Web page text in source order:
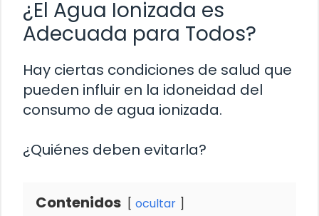
¿El Agua Ionizada es
Adecuada para Todos?
Hay ciertas condiciones de salud que
pueden influir en la idoneidad del
consumo de agua ionizada.
¿Quiénes deben evitarla?
Contenidos ocultar